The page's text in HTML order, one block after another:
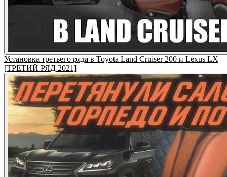
Установка третьего ряда в Toyota Land Cruiser 200 и Lexus LX
[ТРЕТИЙ РЯД 2021]